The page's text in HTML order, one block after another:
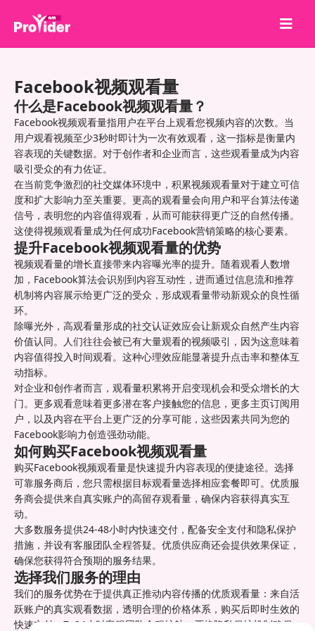
关于我们
登录
注册
服务
API
条款
博客
Facebook视频观看量
什么是Facebook视频观看量？
Facebook视频观看量指用户在平台上观看您视频内容的次数。当
用户观看视频至少3秒时即计为一次有效观看，这一指标是衡量内
容表现的关键数据。对于创作者和企业而言，这些观看量成为内容
吸引受众的有力佐证。
在当前竞争激烈的社交媒体环境中，积累视频观看量对于建立可信
度和扩大影响力至关重要。更高的观看量会向用户和平台算法传递
信号，表明您的内容值得观看，从而可能获得更广泛的自然传播。
这使得视频观看量成为任何成功Facebook营销策略的核心要素。
提升Facebook视频观看量的优势
视频观看量的增长直接带来内容曝光率的提升。随着观看人数增
加，Facebook算法会识别到内容互动性，进而通过信息流和推荐
机制将内容展示给更广泛的受众，形成观看量带动新观众的良性循
环。
除曝光外，高观看量形成的社交认证效应会让新观众自然产生内容
价值认同。人们往往会被已有大量观看的视频吸引，因为这意味着
内容值得投入时间观看。这种心理效应能显著提升点击率和整体互
动指标。
对企业和创作者而言，观看量积累将开启变现机会和受众增长的大
门。更多观看意味着更多潜在客户接触您的信息，更多主页订阅用
户，以及内容在平台上更广泛的分享可能，这些因素共同为您的
Facebook影响力创造强劲动能。
如何购买Facebook视频观看量
购买Facebook视频观看量是快速提升内容表现的便捷途径。选择
可靠服务商后，您只需根据目标观看量选择相应套餐即可。优质服
务商会提供来自真实账户的高留存观看量，确保内容获得真实互
动。
大多数服务提供24-48小时内快速交付，配备安全支付和隐私保护
措施，并设有客服团队全程答疑。优质供应商还会提供效果保证，
确保您获得符合预期的服务结果。
选择我们服务的理由
我们的服务优势在于提供真正推动内容传播的优质观看量：来自活
跃账户的真实观看数据，透明合理的价格体系，购买后即时生效的
快速交付。7×24小时客服团队全程护航，严格隐私保护机制确保